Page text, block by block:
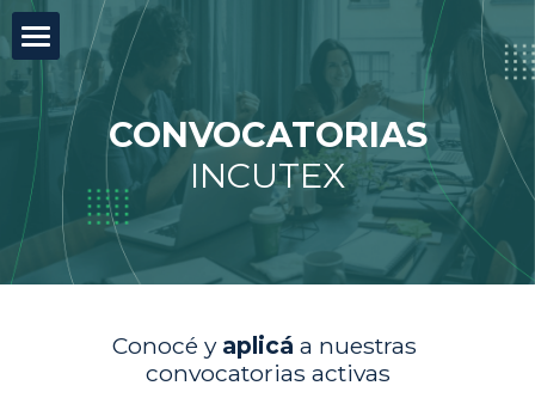
Incutex
Innovación abierta
GovTech
Mentorías
CONVOCATORIAS
INCUTEX
Conocé y aplicá a nuestras
convocatorias activas
×
CATEGORÍAS DE BLOG
Todas las Categorías